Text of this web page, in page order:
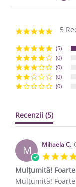
5.0
5
(5)
(0)
(0)
(0)
(0)
Recenzii (5)
M Mihaela C.
Mulțumită!
Review by
review stating
Mulțumită!